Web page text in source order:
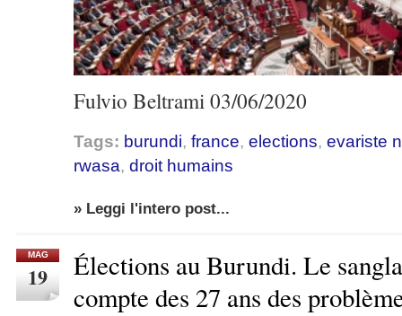
Fulvio Beltrami 03/06/2020
Tags: burundi, france, elections, evariste
rwasa, droit humains
» Leggi l'intero post...
MAG
19
Élections au Burundi. Le
compte des 27 ans des